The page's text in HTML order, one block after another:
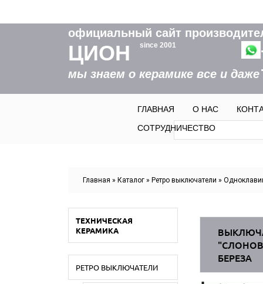
официальный сайт
ЦИОН since 2001
мы знаем о керамике все и
ГЛАВНАЯ О НАС
СОТРУДНИЧЕСТВОФорма
Поиск
Главная » Каталог » Ретро выключатели »
ТЕХНИЧЕСКАЯ
КЕРАМИКА
РЕТРО ВЫКЛЮЧАТЕЛИ
БЕРЕЗА